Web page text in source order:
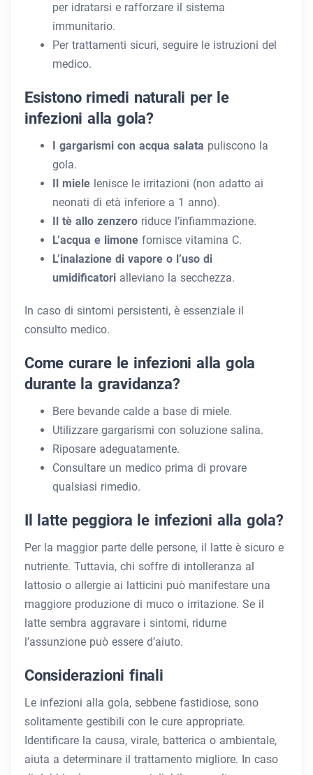
per idratarsi e rafforzare il sistema
immunitario.
Per trattamenti sicuri, seguire le istruzioni del
medico.
Esistono rimedi naturali per le
infezioni alla gola?
I gargarismi con acqua salata puliscono la
gola.
Il miele lenisce le irritazioni (non adatto ai
neonati di età inferiore a 1 anno).
Il tè allo zenzero riduce l’infiammazione.
L’acqua e limone fornisce vitamina C.
L’inalazione di vapore o l’uso di
umidificatori alleviano la secchezza.
In caso di sintomi persistenti, è essenziale il
consulto medico.
Come curare le infezioni alla gola
durante la gravidanza?
Bere bevande calde a base di miele.
Utilizzare gargarismi con soluzione salina.
Riposare adeguatamente.
Consultare un medico prima di provare
qualsiasi rimedio.
Il latte peggiora le infezioni alla gola?
Per la maggior parte delle persone, il latte è sicuro e
nutriente. Tuttavia, chi soffre di intolleranza al
lattosio o allergie ai latticini può manifestare una
maggiore produzione di muco o irritazione. Se il
latte sembra aggravare i sintomi, ridurne
l’assunzione può essere d’aiuto.
Considerazioni finali
Le infezioni alla gola, sebbene fastidiose, sono
solitamente gestibili con le cure appropriate.
Identificare la causa, virale, batterica o ambientale,
aiuta a determinare il trattamento migliore. In caso